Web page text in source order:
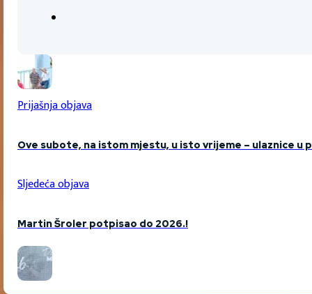
Prijašnja objava
Ove subote, na istom mjestu, u isto vrijeme – ulaznice u
Sljedeća objava
Martin Šroler potpisao do 2026.!